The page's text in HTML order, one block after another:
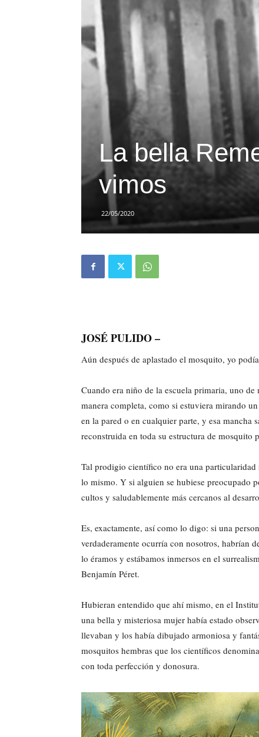
La bella
vimos
22/05/2020
JOSÉ PULIDO –
Aún después de aplastado el mosquito, yo
Cuando era niño de la escuela primaria, uno
manera completa, como si estuviera mirando
en la pared o en cualquier parte, y esa mancha
reconstruida en toda su estructura de mosquito
Tal prodigio científico no era una
lo mismo. Y si alguien se hubiese preocupado
cultos y saludablemente más cercanos al
Es, exactamente, así como lo digo: si una
verdaderamente ocurría con nosotros, habrían
lo éramos y estábamos inmersos en el
Benjamín Péret.
Hubieran entendido que ahí mismo, en el
una bella y misteriosa mujer había estado
llevaban y los había dibujado armoniosa y
mosquitos hembras que los científicos
con toda perfección y donosura.